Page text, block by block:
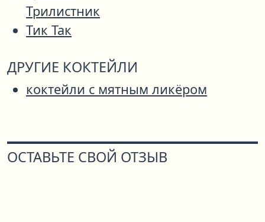
Трилистник
Тик Так
ДРУГИЕ КОКТЕЙЛИ
коктейли с мятным ликёром
ОСТАВЬТЕ СВОЙ ОТЗЫВ